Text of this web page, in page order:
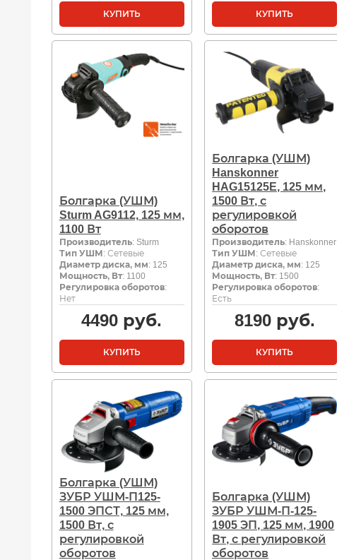
КУПИТЬ КУПИТЬ
Болгарка (УШМ)
Sturm AG9112, 125 мм,
1100 Вт
Производитель: Sturm
Тип УШМ : Сетевые
Диаметр диска, мм: 125
Мощность, Вт: 1100
Регулировка оборотов:
Нет
4490 руб.
КУПИТЬ
Болгарка (УШМ)
Hanskonner
HAG15125E, 125 мм,
1500 Вт, с
регулировкой
оборотов
Производитель: Hanskonner
Тип УШМ : Сетевые
Диаметр диска, мм: 125
Мощность, Вт: 1500
Регулировка оборотов:
Есть
8190руб.
КУПИТЬ
Болгарка (УШМ)
ЗУБР УШМ-П125-
1500 ЭПСТ, 125 мм,
1500 Вт, с
регулировкой
оборотов
Болгарка (УШМ)
ЗУБР УШМ-П-125-
1905 ЭП, 125 мм, 1900
Вт, с регулировкой
оборотов